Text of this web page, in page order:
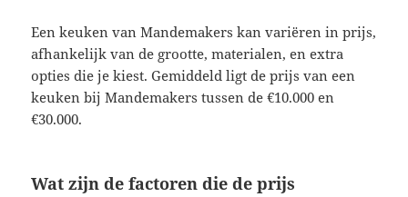
Een keuken van Mandemakers kan variëren in prijs,
afhankelijk van de grootte, materialen, en extra
opties die je kiest. Gemiddeld ligt de prijs van een
keuken bij Mandemakers tussen de €10.000 en
€30.000.
Wat zijn de factoren die de prijs